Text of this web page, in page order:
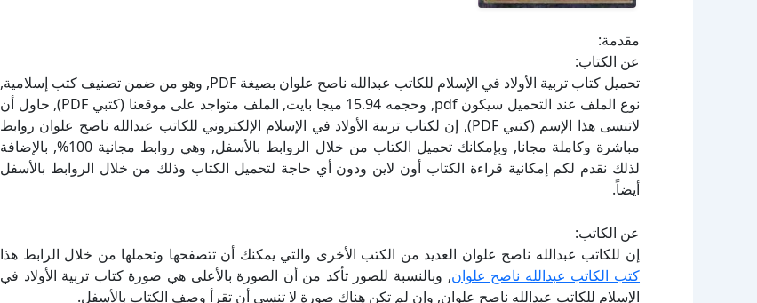
مقدمة:
عن الكتاب:
تحميل كتاب تربية الأولاد في الإسلام للكاتب عبدالله ناصح علوان بصيغة PDF, وهو من ضمن تصنيف كتب إسلامية,
نوع الملف عند التحميل سيكون pdf, وحجمه 15.94 ميجا بايت, الملف متواجد على موقعنا (كتبي PDF), حاول أن
لاتنسى هذا الإسم (كتبي PDF), إن لكتاب تربية الأولاد في الإسلام الإلكتروني للكاتب عبدالله ناصح علوان روابط
مباشرة وكاملة مجانا, وبإمكانك تحميل الكتاب من خلال الروابط بالأسفل, وهي روابط مجانية 100%, بالإضافة
لذلك نقدم لكم إمكانية قراءة الكتاب أون لاين ودون أي حاجة لتحميل الكتاب وذلك من خلال الروابط بالأسفل
أيضاً.
عن الكاتب:
إن للكاتب عبدالله ناصح علوان العديد من الكتب الأخرى والتي يمكنك أن تتصفحها وتحملها من خلال الرابط هذا
كتب الكاتب عبدالله ناصح علوان, وبالنسبة للصور تأكد من أن الصورة بالأعلى هي صورة كتاب تربية الأولاد في
الإسلام للكاتب عبدالله ناصح علوان, وإن لم تكن هناك صورة لا تنسى أن تقرأ وصف الكتاب بالأسفل.